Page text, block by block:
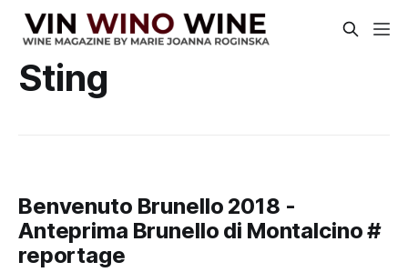
Sting
Benvenuto Brunello 2018 -
Anteprima Brunello di Montalcino #
reportage